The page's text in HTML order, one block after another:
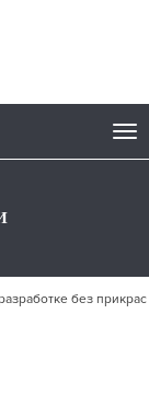
без прикрас